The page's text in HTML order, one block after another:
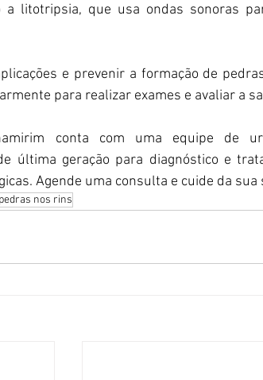
a litotripsia, que usa ondas sonoras
e prevenir a formação de
para realizar exames e avaliar a
conta com uma equipe de
última geração para diagnóstico e
Agende uma consulta e cuide da sua
pedras nos rins